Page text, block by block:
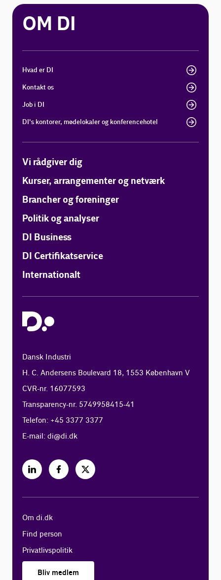
OM DI
Hvad er DI
Kontakt os
Job i DI
DI's kontorer, mødelokaler og konferencehotel
Vi rådgiver dig
Kurser, arrangementer og netværk
Brancher og foreninger
Politik og analyser
DI Business
DI Certifikatservice
Internationalt
Dansk Industri
H. C. Andersens Boulevard 18, 1553 København V
CVR-nr. 16077593
Transparency-nr. 5749958415-41
Telefon: +45 3377 3377
E-mail:di@di.dk
Om di.dk
Find person
Privatlivspolitik
Bliv medlem